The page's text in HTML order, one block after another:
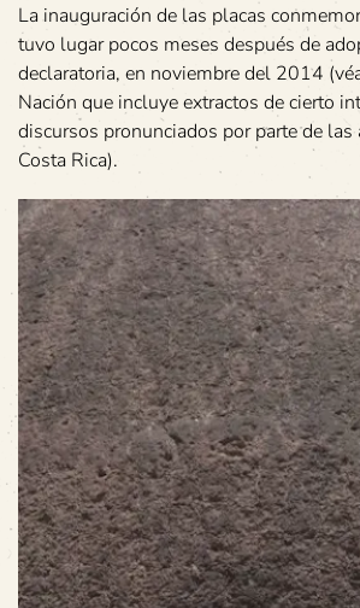
La inauguración de las placas
tuvo lugar pocos meses después de
declaratoria, en noviembre del 2014
Nación que incluye extractos de cierto
discursos pronunciados por parte de las
Costa Rica).